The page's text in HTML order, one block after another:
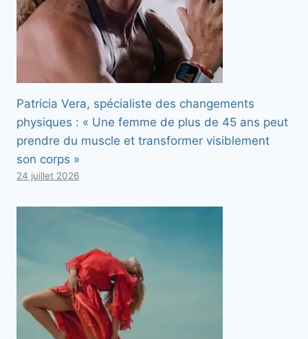
Patricia Vera, spécialiste des changements
physiques : « Une femme de plus de 45 ans peut
prendre du muscle et transformer visiblement
son corps »
24 juillet 2026